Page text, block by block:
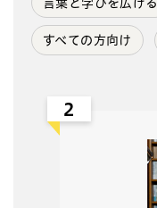
言葉と学びを広げる
すべての方向け
2